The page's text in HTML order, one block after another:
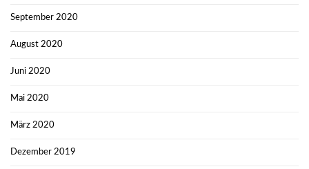
September 2020
August 2020
Juni 2020
Mai 2020
März 2020
Dezember 2019